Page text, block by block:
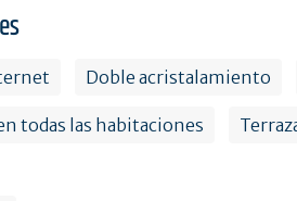
Doble acristalamiento
todas las habitaciones